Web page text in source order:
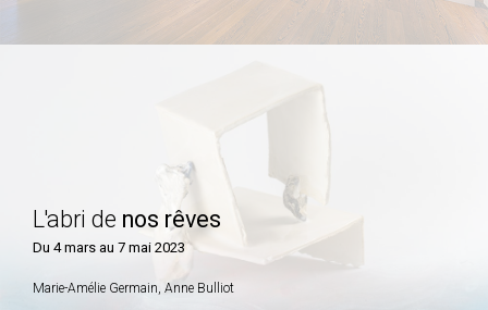
L'abri de nos rêves
Du 4 mars au 7 mai 2023
Marie-Amélie Germain, Anne Bulliot